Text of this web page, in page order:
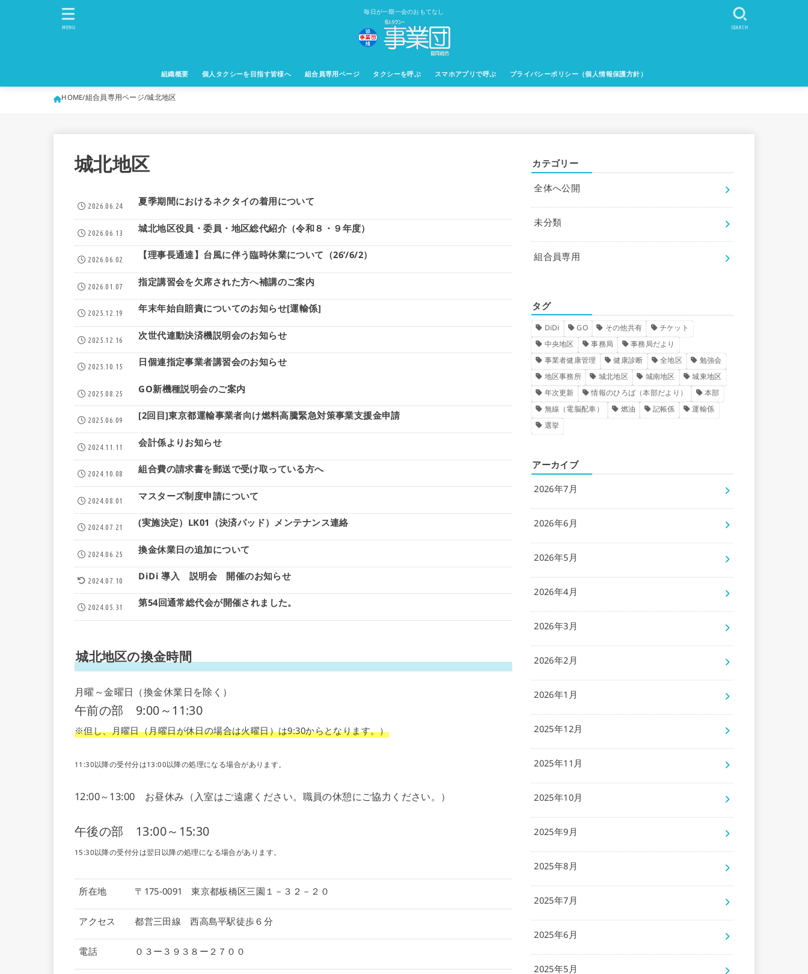
毎日が一期一会のおもてなし
組織概要 個人タクシーを目指す皆様へ 組合員専用ページ タクシーを呼ぶ スマホアプリで呼ぶ プライバシーポリシー（個人情報保護方針）
SEARCH
MENU
HOME組合員専用ページ城北地区
城北地区
夏季期間におけるネクタイの着用について
2026.06.24
城北地区役員・委員・地区総代紹介（令和８・９年度）
2026.06.13
【理事長通達】台風に伴う臨時休業について（26’/6/2）
2026.06.02
指定講習会を欠席された方へ補講のご案内
2026.01.07
年末年始自賠責についてのお知らせ[運輸係]
2025.12.19
次世代連動決済機説明会のお知らせ
2025.12.16
日個連指定事業者講習会のお知らせ
2025.10.15
GO新機種説明会のご案内
2025.08.25
[2回目]東京都運輸事業者向け燃料高騰緊急対策事業支援金申請
2025.06.09
会計係よりお知らせ
2024.11.11
組合費の請求書を郵送で受け取っている方へ
2024.10.08
マスターズ制度申請について
2024.08.01
(実施決定）LK01（決済パッド）メンテナンス連絡
2024.07.21
換金休業日の追加について
2024.06.25
DiDi 導入 説明会 開催のお知らせ
2024.07.10
第54回通常総代会が開催されました。
2024.05.31
城北地区の換金時間
月曜～金曜日（換金休業日を除く）
午前の部 9:00～11:30
※但し、月曜日（月曜日が休日の場合は火曜日）は9:30からとなります。）
11:30以降の受付分は13:00以降の処理になる場合があります。
12:00～13:00 お昼休み（入室はご遠慮ください。職員の休憩にご協力ください。）
午後の部 13:00～15:30
15:30以降の受付分は翌日以降の処理になる場合があります。
所在地
〒175-0091 東京都板橋区三園１－３２－２０
アクセス
都営三田線 西高島平駅徒歩６分
電話
０３ー３９３８ー２７００
カテゴリー
全体へ公開
未分類
組合員専用
タグ
DiDi GO その他共有
チケット
中央地区
事務局
事務局だより
事業者健康管理
健康診断 全地区
勉強会
地区事務所
城北地区 城南地区
城東地区
年次更新
情報のひろば（本部だより）
本部
無線（電脳配車）
燃油 記帳係
運輸係
選挙
アーカイブ
2026年7月
2026年6月
2026年5月
2026年4月
2026年3月
2026年2月
2026年1月
2025年12月
2025年11月
2025年10月
2025年9月
2025年8月
2025年7月
2025年6月